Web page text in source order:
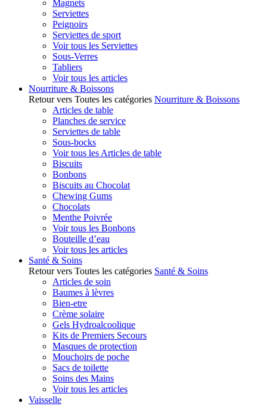
Magnets
Serviettes
Peignoirs
Serviettes de sport
Voir tous les Serviettes
Sous-Verres
Tabliers
Voir tous les articles
Nourriture & Boissons
Retour vers Toutes les catégories Nourriture & Boissons
Articles de table
Planches de service
Serviettes de table
Sous-bocks
Voir tous les Articles de table
Biscuits
Bonbons
Biscuits au Chocolat
Chewing Gums
Chocolats
Menthe Poivrée
Voir tous les Bonbons
Bouteille d’eau
Voir tous les articles
Santé & Soins
Retour vers Toutes les catégories Santé & Soins
Articles de soin
Baumes à lèvres
Bien-etre
Crème solaire
Gels Hydroalcoolique
Kits de Premiers Secours
Masques de protection
Mouchoirs de poche
Sacs de toilette
Soins des Mains
Voir tous les articles
Vaisselle